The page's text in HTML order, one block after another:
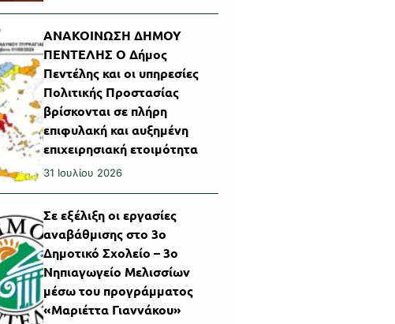
ΑΝΑΚΟΙΝΩΣΗ ΔΗΜΟΥ
ΠΕΝΤΕΛΗΣ Ο Δήμος
Πεντέλης και οι υπηρεσίες
Πολιτικής Προστασίας
βρίσκονται σε πλήρη
επιφυλακή και αυξημένη
επιχειρησιακή ετοιμότητα
31 Ιουλίου 2026
Σε εξέλιξη οι εργασίες
αναβάθμισης στο 3ο
Δημοτικό Σχολείο – 3ο
Νηπιαγωγείο Μελισσίων
μέσω του προγράμματος
«Μαριέττα Γιαννάκου»